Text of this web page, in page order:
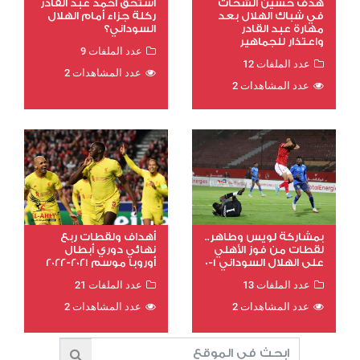
هدف حسين الشحات
في شباك الهلال بعد
مهارة عبد القادر
واعتذار للجماهير
عدد الملفات 12
عدد المشاهدات 2
استحق أحمد عبد القادر
ركلة جزاء أمام الهلال
السوداني؟
عدد الملفات 9
عدد المشاهدات 2
بمشاركة لويس وطاهر..
لقطات من فوز الأهلي
على الهلال السوداني 1-0
عدد الملفات 13
عدد المشاهدات 2
أهداف ولقطات ربع
نهائي دوري أبطال
أوروبا موسم 2021-2022
عدد الملفات 21
عدد المشاهدات 2